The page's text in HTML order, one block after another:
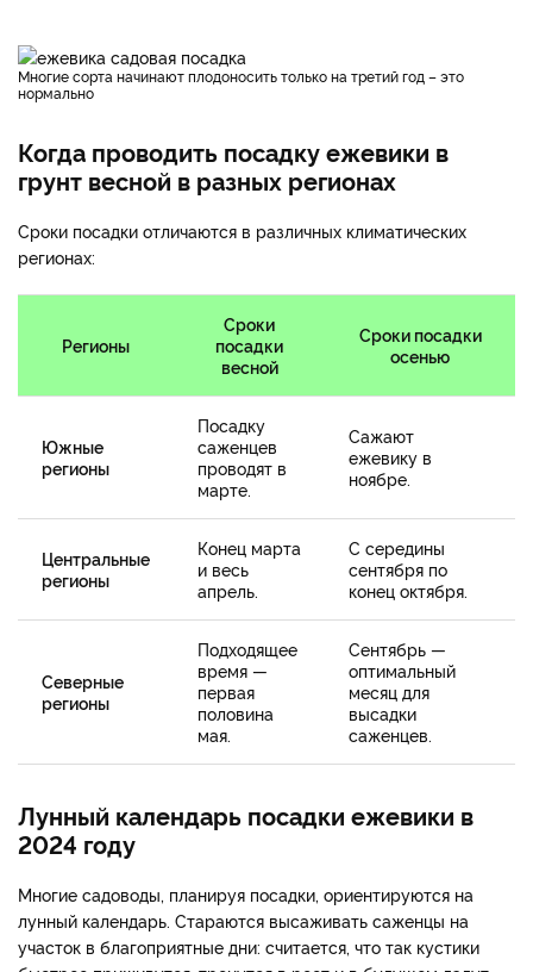
Многие сорта начинают плодоносить только на третий год – это
нормально
Когда проводить посадку ежевики в
грунт весной в разных регионах
Сроки посадки отличаются в различных климатических
регионах:
Регионы
Сроки
посадки
весной
Сроки посадки
осенью
Южные
регионы
Посадку
саженцев
проводят в
марте.
Сажают
ежевику в
ноябре.
Центральные
регионы
Конец марта
и весь
апрель.
С середины
сентября по
конец октября.
Северные
регионы
Подходящее
время —
первая
половина
мая.
Сентябрь —
оптимальный
месяц для
высадки
саженцев.
Лунный календарь посадки ежевики в
2024 году
Многие садоводы, планируя посадки, ориентируются на
лунный календарь. Стараются высаживать саженцы на
участок в благоприятные дни: считается, что так кустики